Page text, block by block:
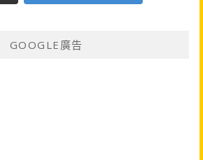
GOOGLE廣告